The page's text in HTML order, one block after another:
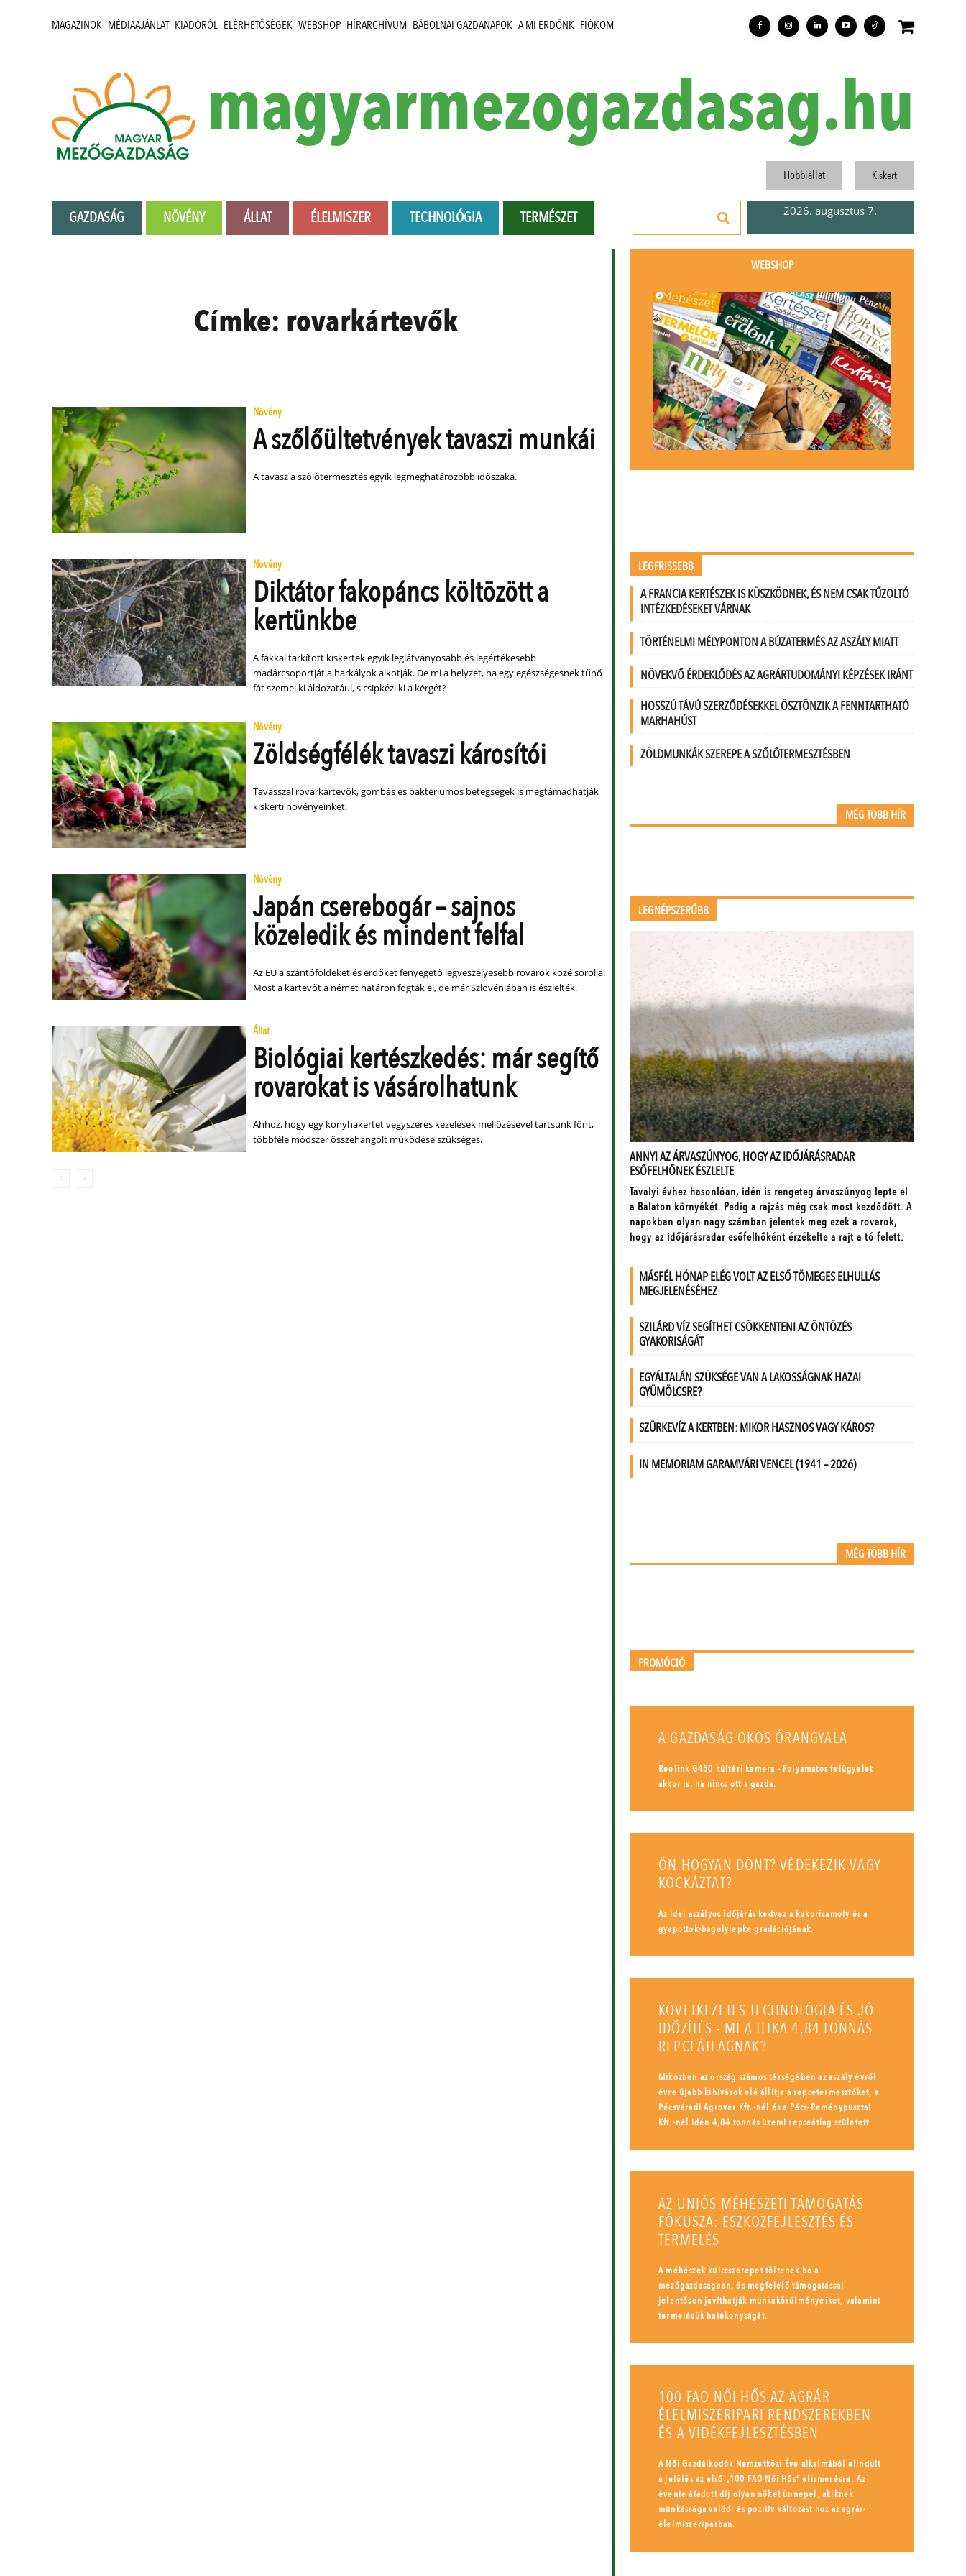
MAGAZINOK MÉDIAAJÁNLAT KIADÓRÓL ELÉRHETŐSÉGEK WEBSHOP HÍRARCHÍVUM BÁBOLNAI GAZDANAPOK A MI ERDŐNK FIÓKOM
magyarmezogazdasag.hu
GAZDASÁG NÖVÉNY ÁLLAT ÉLELMISZER TECHNOLÓGIA TERMÉSZET
Hobbiállat Kiskert
2026. augusztus 7.
Címke: rovarkártevők
Növény
A szőlőültetvények tavaszi munkái
A tavasz a szőlőtermesztés egyik legmeghatározóbb időszaka.
Növény
Diktátor fakopáncs költözött a
kertünkbe
A fákkal tarkított kiskertek egyik leglátványosabb és legértékesebb
madárcsoportját a harkályok alkotják. De mi a helyzet, ha egy egészségesnek tűnő
fát szemel ki áldozatául, s csipkézi ki a kérgét?
Növény
Zöldségfélék tavaszi károsítói
Tavasszal rovarkártevők, gombás és baktériumos betegségek is megtámadhatják
kiskerti növényeinket.
Növény
Japán cserebogár – sajnos
közeledik és mindent felfal
Az EU a szántóföldeket és erdőket fenyegető legveszélyesebb rovarok közé sorolja.
Most a kártevőt a német határon fogták el, de már Szlovéniában is észlelték.
Állat
Biológiai kertészkedés: már segítő
rovarokat is vásárolhatunk
Ahhoz, hogy egy konyhakertet vegyszeres kezelések mellőzésével tartsunk fönt,
többféle módszer összehangolt működése szükséges.
WEBSHOP
LEGFRISSEBB
A FRANCIA KERTÉSZEK IS KÜSZKÖDNEK, ÉS NEM CSAK TŰZOLTÓ
INTÉZKEDÉSEKET VÁRNAK
TÖRTÉNELMI MÉLYPONTON A BÚZATERMÉS AZ ASZÁLY MIATT
NÖVEKVŐ ÉRDEKLŐDÉS AZ AGRÁRTUDOMÁNYI KÉPZÉSEK IRÁNT
HOSSZÚ TÁVÚ SZERZŐDÉSEKKEL ÖSZTÖNZIK A FENNTARTHATÓ
MARHAHÚST
ZÖLDMUNKÁK SZEREPE A SZŐLŐTERMESZTÉSBEN
MÉG TÖBB HÍR
LEGNÉPSZERŰBB
MÉG TÖBB HÍR
PROMÓCIÓ
A GAZDASÁG OKOS ŐRANGYALA
Reolink G450 kültéri kamera - Folyamatos felügyelet
akkor is, ha nincs ott a gazda.
ÖN HOGYAN DÖNT? VÉDEKEZIK VAGY
KOCKÁZTAT?
Az idei aszályos időjárás kedvez a kukoricamoly és a
gyapottok-bagolylepke gradációjának.
KÖVETKEZETES TECHNOLÓGIA ÉS JÓ
IDŐZÍTÉS - MI A TITKA 4,84 TONNÁS
REPCEÁTLAGNAK?
Miközben az ország számos térségében az aszály évről
évre újabb kihívások elé állítja a repcetermesztőket, a
Pécsváradi Agrover Kft.-nél és a Pécs-Reménypusztai
Kft.-nél idén 4,84 tonnás üzemi repceátlag született.
AZ UNIÓS MÉHÉSZETI TÁMOGATÁS
FÓKUSZA: ESZKÖZFEJLESZTÉS ÉS
TERMELÉS
A méhészek kulcsszerepet töltenek be a
mezőgazdaságban, és megfelelő támogatással
jelentősen javíthatják munkakörülményeiket, valamint
termelésük hatékonyságát.
100 FAO NŐI HŐS AZ AGRÁR-
ÉLELMISZERIPARI RENDSZEREKBEN
ÉS A VIDÉKFEJLESZTÉSBEN
A Női Gazdálkodók Nemzetközi Éve alkalmából elindult
a jelölés az első „100 FAO Női Hős” elismerésre. Az
évente átadott díj olyan nőket ünnepel, akiknek
munkássága valódi és pozitív változást hoz az agrár-
élelmiszeriparban.